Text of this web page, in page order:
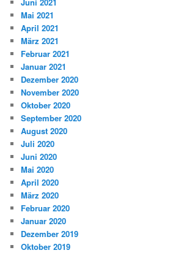
Mai 2021
April 2021
März 2021
Februar 2021
Januar 2021
Dezember 2020
November 2020
Oktober 2020
September 2020
August 2020
Juli 2020
Juni 2020
Mai 2020
April 2020
März 2020
Februar 2020
Januar 2020
Dezember 2019
Oktober 2019